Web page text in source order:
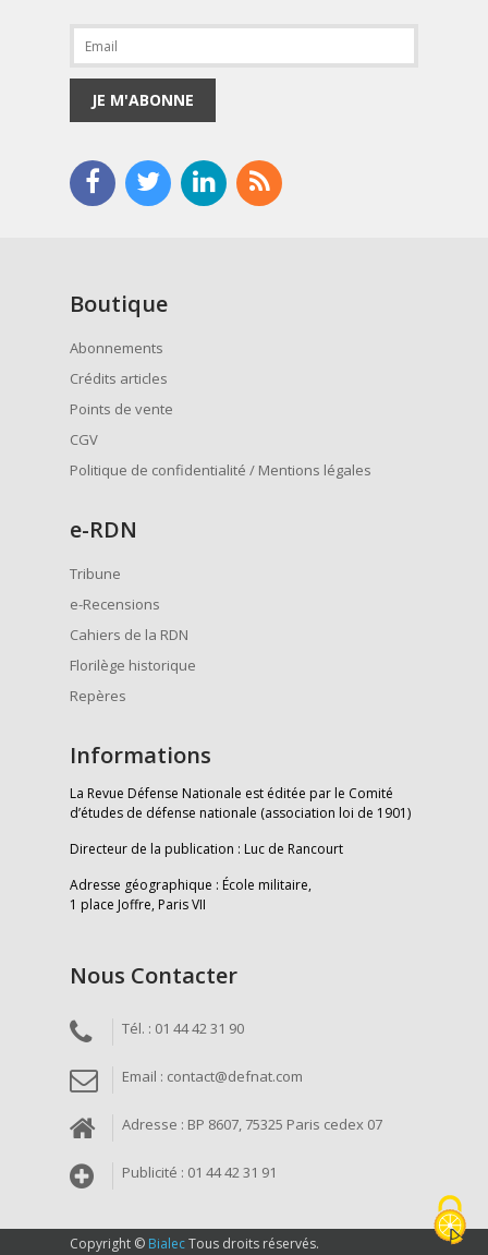
JE M'ABONNE
Boutique
Abonnements
Crédits articles
Points de vente
CGV
Politique de confidentialité / Mentions légales
e-RDN
Tribune
e-Recensions
Cahiers de la RDN
Florilège historique
Repères
Informations
La Revue Défense Nationale est éditée par le Comité
d’études de défense nationale (association loi de 1901)
Directeur de la publication : Luc de Rancourt
Adresse géographique : École militaire,
1 place Joffre, Paris VII
Nous Contacter
Tél. : 01 44 42 31 90
Email : contact@defnat.com
Adresse : BP 8607, 75325 Paris cedex 07
Publicité : 01 44 42 31 91
Copyright © BialecTous droits réservés.